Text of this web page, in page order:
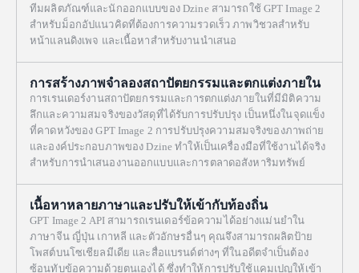
ทีมผลิตภัณฑ์และนักออกแบบของ Dzine สามารถใช้ GPT Image 2
สำหรับม็อกอัปแนวคิดที่ต้องการความรวดเร็ว ภาพวิชวลสำหรับ
หน้าแลนดิงเพจ และเนื้อหาสำหรับงานนำเสนอ
การสร้างภาพจำลองสถาปัตยกรรมและตกแต่งภายใน
การเรนเดอร์งานสถาปัตยกรรมและการตกแต่งภายในที่มีมิติความ
ลึกและความสมจริงของวัสดุที่ได้รับการปรับปรุง เป็นหนึ่งในจุดแข็ง
ที่คาดหวังของ GPT Image 2 การปรับปรุงความสมจริงของภาพถ่าย
และองค์ประกอบภาพของ Dzine ทำให้เป็นเครื่องมือที่ใช้งานได้จริง
สำหรับการนำเสนองานออกแบบและการตลาดอสังหาริมทรัพย์
เนื้อหาหลายภาษาและปรับให้เข้ากับท้องถิ่น
GPT Image 2 API สามารถเรนเดอร์ข้อความได้อย่างแม่นยำใน
ภาษาจีน ญี่ปุ่น เกาหลี และตัวอักษรอื่นๆ คุณจึงสามารถผลิตป้าย
โพสต์บนโซเชียลมีเดีย และสื่อแบรนด์ต่างๆ ที่ในอดีตจำเป็นต้อง
ซ้อนทับข้อความด้วยตนเองได้ ซึ่งทำให้การปรับใช้แคมเปญให้เข้า